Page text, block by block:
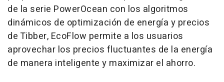
de la serie PowerOcean con los algoritmos
dinámicos de optimización de energía y precios
de Tibber, EcoFlow permite a los usuarios
aprovechar los precios fluctuantes de la energía
de manera inteligente y maximizar el ahorro.